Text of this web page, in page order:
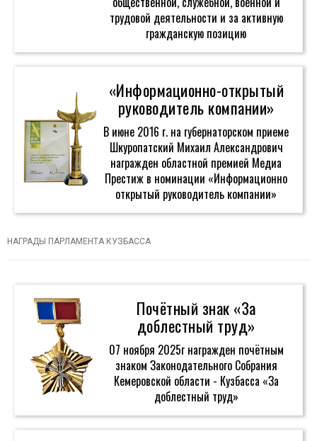
трудовой деятельности и за активную
гражданскую позицию
«Информационно-открытый
руководитель компании»
В июне 2016 г. на губернаторском приеме
Шкуропатский Михаил Александрович
награжден областной премией Медиа
Престиж в номинации «Информационно
открытый руководитель компании»
НАГРАДЫ ПАРЛАМЕНТА КУЗБАССА
Почётный знак «За
доблестный труд»
07 ноября 2025г награжден почётным
знаком Законодательного Собрания
Кемеровской области - Кузбасса «За
доблестный труд»